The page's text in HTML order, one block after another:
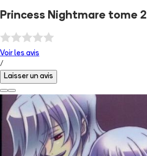
Princess Nightmare tome 2
Voir les avis
/
Laisser un avis